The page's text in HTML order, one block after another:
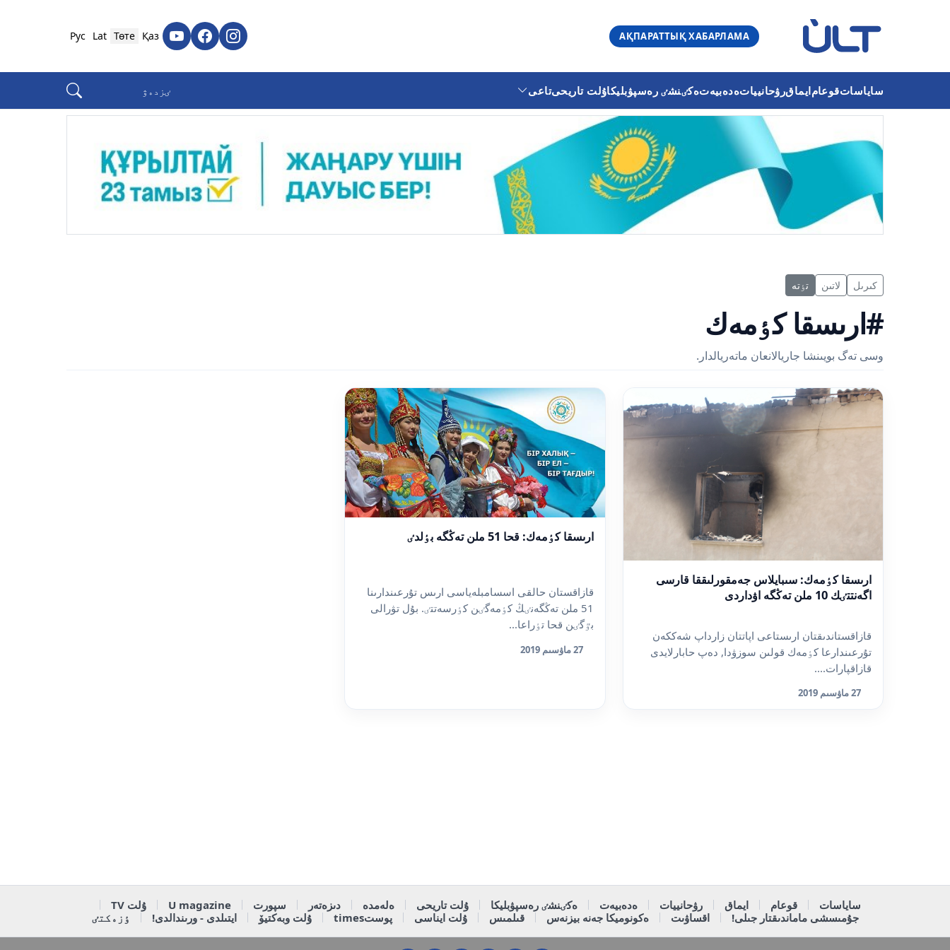
АҚПАРАТТЫҚ ХАБАРЛАМА
Қаз
Төте
Lat
Рус
ساياساتقوعامايماقرۋحانيياتەدەبيەتەكٸنشٸ رەسپۋبليكاۇلت تاريحىتاعى
كىرىل لاتىن تٶتە
#ارىسقا كٶمەك
وسى تەگ بويىنشا جاريالانعان ماتەريالدار.
ارىسقا كٶمەك: سىبايلاس جەمقورلىققا قارسى
اگەنتتٸك 10 ملن تەڭگە اۋداردى
قازاقستاندىقتان ارىستاعى اپاتتان زارداپ شەككەن
تۇرعىندارعا كٶمەك قولىن سوزۋدا, دەپ حابارلايدى
قازاقپارات....
27 ماۋسىم 2019
ارىسقا كٶمەك: قحا 51 ملن تەڭگە بٶلدٸ
قازاقستان حالقى اسسامبلەياسى ارىس تۇرعىندارىنا
51 ملن تەڭگەنٸڭ كٶمەگٸن كٶرسەتتٸ. بۇل تۋرالى
بٷگٸن قحا تٶراعا...
27 ماۋسىم 2019
ساياسات قوعام ايماق رۋحانييات ەدەبيەت ەكٸنشٸ رەسپۋبليكا ۇلت تاريحى ەلەمدە دىزەتەر سپورت U magazine
ۇلت TV
جۇمىسشى ماماندىقتار جىلى!
اقساۋىت ەكونوميكا جەنە بيزنەس قىلمىس ۇلت ايناسى پوستtimes ۇلت وبەكتيۆ ايتىلدى - ورىندالدى! ٶزەكتٸ